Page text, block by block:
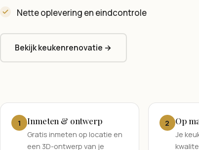
Nette oplevering en eindcontrole
Bekijk keukenrenovatie →
1 Inmeten & ontwerp
Gratis inmeten op locatie en
een 3D-ontwerp van je
2 Op
Je